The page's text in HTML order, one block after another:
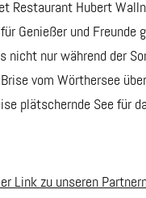
Restaurant Hubert
Genießer und Freunde
nicht nur während der
vom Wörthersee
plätschernde See für
Link zu unseren